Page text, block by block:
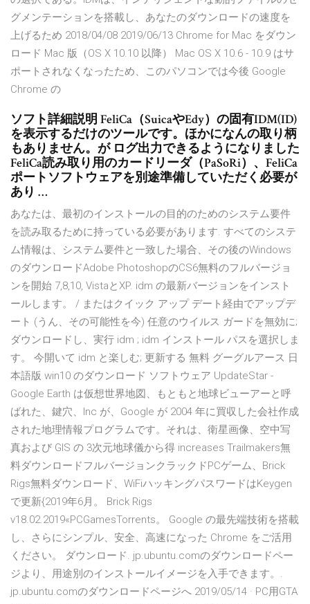
グメンテーションを搭載し、あなたのダウンロードの速度を
上げるため 2018/04/08 2019/06/13 Chrome for Mac をダウン
ロード Mac 版（OS X 10.10 以降） Mac OS X 10.6 - 10.9 はサ
ポートされなくなったため、このパソコンでは今後 Google
Chrome の
ソフト詳細説明 FeliCa（SuicaやEdy）の固有IDM(ID)
を表示するだけのツールです。ほかになんの取り柄
もありません。が ログ出力できるようになりました
FeliCa読み取り用のカードリーダ（PaSoRi）、FeliCa
ポートソフトウェアを別途準備していただく必要が
あり …
あなたは、最初のインストールの目的のためのシステム要件
を読み取るために持っている必要があります. すべてのシステ
ム情報は、システム要件と一致した場合、その後のWindows
のダウンロードAdobe PhotoshopのCS6無料のフルバージョ
ンを開始 7,8,10, VistaとXP. idm の最新バージョンをインスト
ールします。 / またはクイック アップ デート経由でアップデ
ート (うん、その可能性を今) 任意のウイルス ガードを無効に;
ダウンロードし、実行 idm ; idm インストール パスを選択しま
す。 今開いて idm と楽しむ; 更新する 無料 グーグルアース 日
本語版 win10 のダウンロード ソフトウェア UpdateStar -
Google Earth は仮想世界地図、もともと地球ビューアーと呼
ばれた、鍵穴、Inc が、Google が 2004 年に買収した会社作成
された地理情報プログラムです。それは、衛星画像、空中写
真および GIS の 3次元地球儀から得 increases Trailmakers無
料ダウンロードフルバージョンクラックドPCゲーム、Brick
Rigs無料ダウンロード、WiFiハッキングパスワードはKeygen
で更新{2019年6月。 Brick Rigs
v18.02.2019«PCGamesTorrents。 Google の最先端技術を搭載
し、さらにシンプル、安全、高速になった Chrome をご活用
ください。 ダウンロード. jp.ubuntu.comのダウンロードペー
ジより、用途別のインストールイメージを入手できます。.
jp.ubuntu.comのダウンロードページへ 2019/05/14 · PC用GTA